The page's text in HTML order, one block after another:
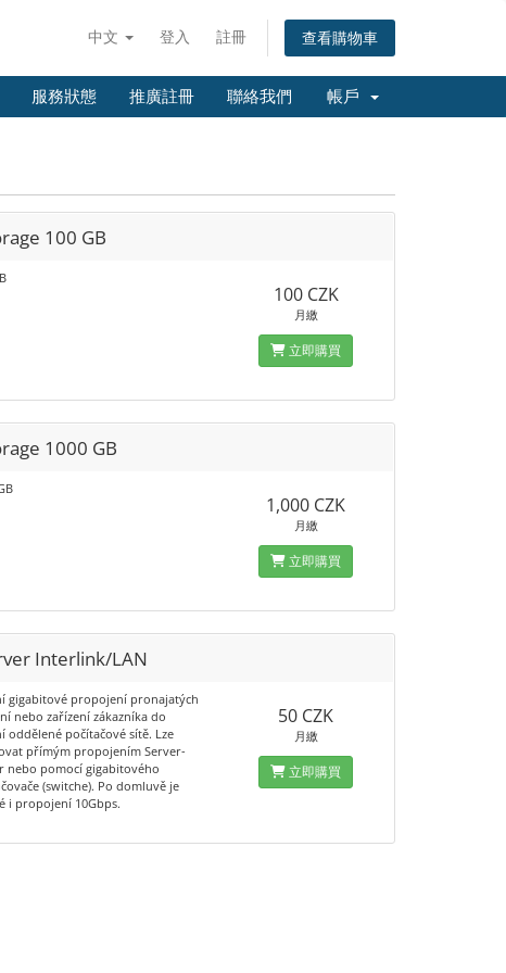
中文 登入 註冊 查看購物車
服務狀態 推廣註冊 聯絡我們 帳戶
100 GB
100 CZK
月繳
立即購買
1000 GB
1,000 CZK
月繳
立即購買
Interlink/LAN
gigabitové propojení pronajatých
nebo zařízení zákazníka do
oddělené počítačové sítě. Lze
přímým propojením Server-
nebo pomocí gigabitového
(switche). Po domluvě je
i propojení 10Gbps.
50 CZK
月繳
立即購買